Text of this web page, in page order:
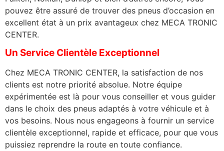
pouvez être assuré de trouver des pneus d’occasion en
excellent état à un prix avantageux chez MECA TRONIC
CENTER.
Un Service Clientèle Exceptionnel
Chez MECA TRONIC CENTER, la satisfaction de nos
clients est notre priorité absolue. Notre équipe
expérimentée est là pour vous conseiller et vous guider
dans le choix des pneus adaptés à votre véhicule et à
vos besoins. Nous nous engageons à fournir un service
clientèle exceptionnel, rapide et efficace, pour que vous
puissiez reprendre la route en toute confiance.